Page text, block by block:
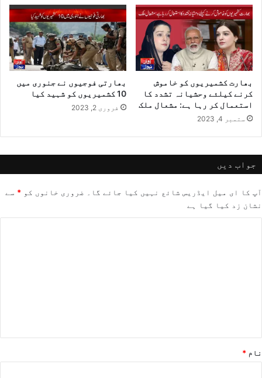
بھارت کشمیریوں کو خاموش
کرنے کیلئے وحشیانہ تشدد کا
استعمال کر رہا ہے: مشعال ملک
ستمبر 4, 2023
بھارتی فوجیوں نے جنوری میں
10 کشمیریوں کو شہید کیا
فروری 2, 2023
جواب دیں
آپ کا ای میل ایڈریس شائع نہیں کیا جائے گا۔ ضروری خانوں کو * سے
نشان زد کیا گیا ہے
نام *